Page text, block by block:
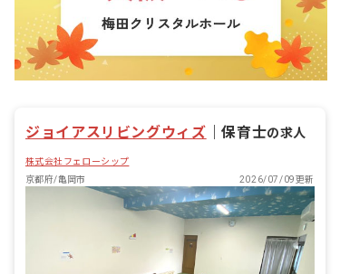
ジョイアスリビングウィズ ｜保育士の求人
株式会社フェローシップ
京都府/亀岡市
2026/07/09更新